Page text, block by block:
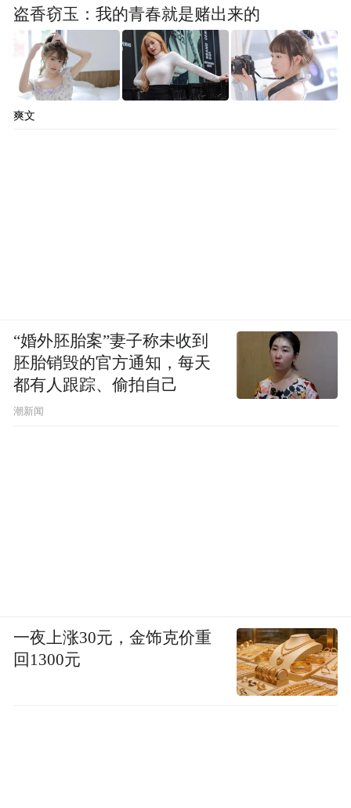
盗香窃玉：我的青春就是赌出来的
爽文
“婚外胚胎案”妻子称未收到
胚胎销毁的官方通知，每天
都有人跟踪、偷拍自己
潮新闻
一夜上涨30元，金饰克价重
回1300元